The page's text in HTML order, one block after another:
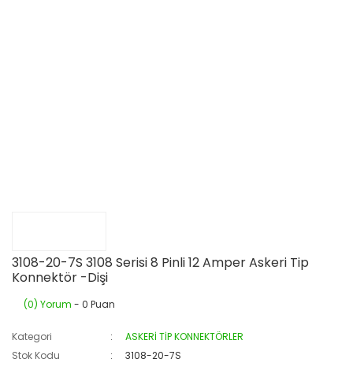
3108-20-7S 3108 Serisi 8 Pinli 12 Amper Askeri Tip
Konnektör -Dişi
(0) Yorum - 0 Puan
Kategori
ASKERİ TİP KONNEKTÖRLER
Stok Kodu
3108-20-7S